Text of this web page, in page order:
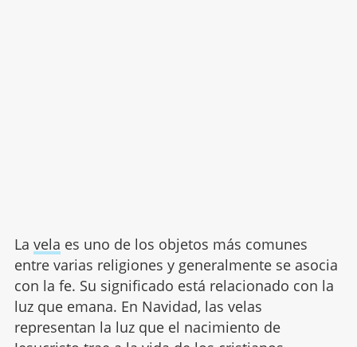
La vela es uno de los objetos más comunes
entre varias religiones y generalmente se asocia
con la fe. Su significado está relacionado con la
luz que emana. En Navidad, las velas
representan la luz que el nacimiento de